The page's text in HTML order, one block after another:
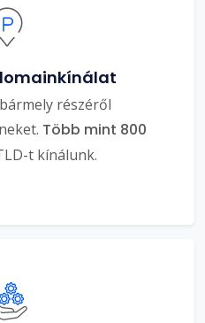
részéről
Több mint 800
t kínálunk.